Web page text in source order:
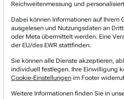
Workday Aktie News &
Nachrichten
[WKN: A1J39P | Symbol:
Vorbörsliche Indikationen
Regulärer Handel
Reichweitenmessung und
Dabei können Informationen auf Ihrem
ausgelesen und Nutzungsdaten an
oder Meta übermittelt werden. Eine
der EU/des EWR stattfinden.
Sie können alle Dienste akzeptieren,
individuell festlegen. Ihre Einwilligung
Cookie-Einstellungen im Footer
Weitere Informationen finden Sie in